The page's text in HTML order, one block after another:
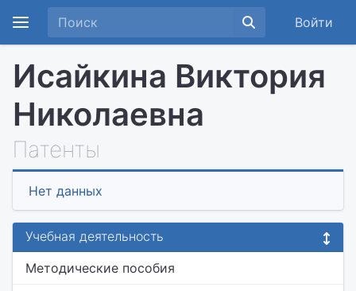
Войти
Исайкина Виктория
Николаевна
Патенты
Нет данных
Учебная деятельность
Методические пособия